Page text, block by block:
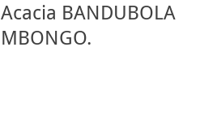
Acacia BANDUBOLA
MBONGO.